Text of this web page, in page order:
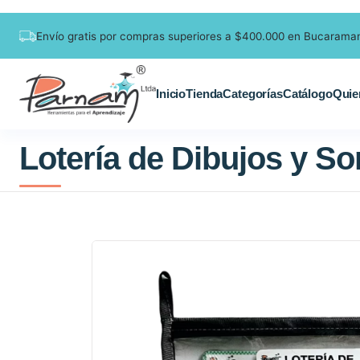
Envío gratis por compras superiores a $400.000 en
InicioTiendaCategoríasCatálogo
Lotería de Dibujos y